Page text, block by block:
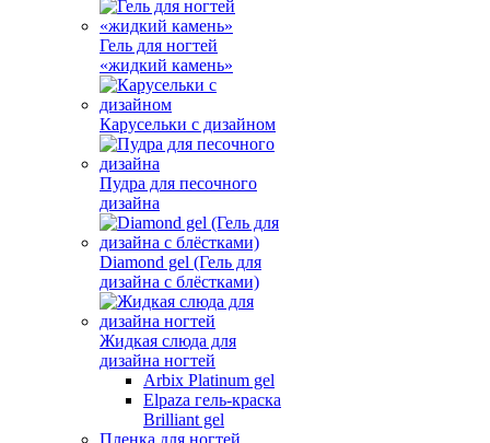
Гель для ногтей
«жидкий камень»
Карусельки с дизайном
Пудра для песочного
дизайна
Diamond gel (Гель для
дизайна с блёстками)
Жидкая слюда для
дизайна ногтей
Arbix Platinum gel
Elpaza гель-краска
Brilliant gel
Пленка для ногтей